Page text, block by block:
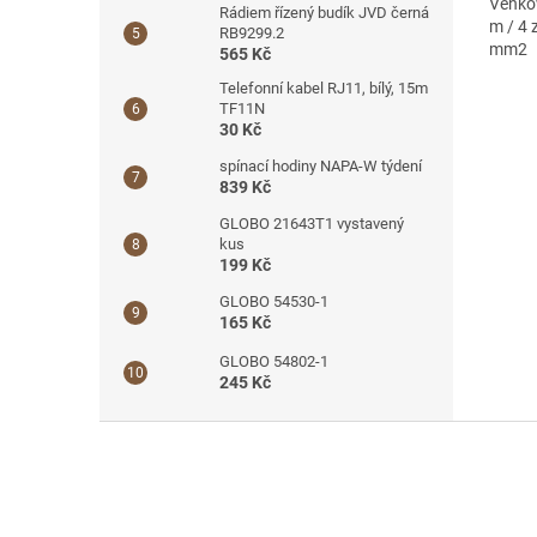
Rádiem řízený budík JVD černá
RB9299.2
565 Kč
Telefonní kabel RJ11, bílý, 15m
TF11N
30 Kč
spínací hodiny NAPA-W týdení
839 Kč
GLOBO 21643T1 vystavený
kus
199 Kč
GLOBO 54530-1
165 Kč
GLOBO 54802-1
245 Kč
m / 4
mm2